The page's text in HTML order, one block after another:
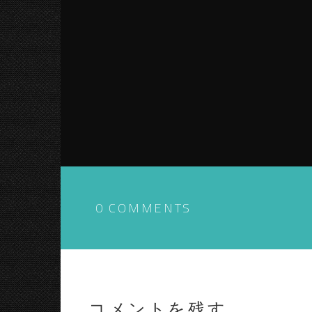
0 COMMENTS